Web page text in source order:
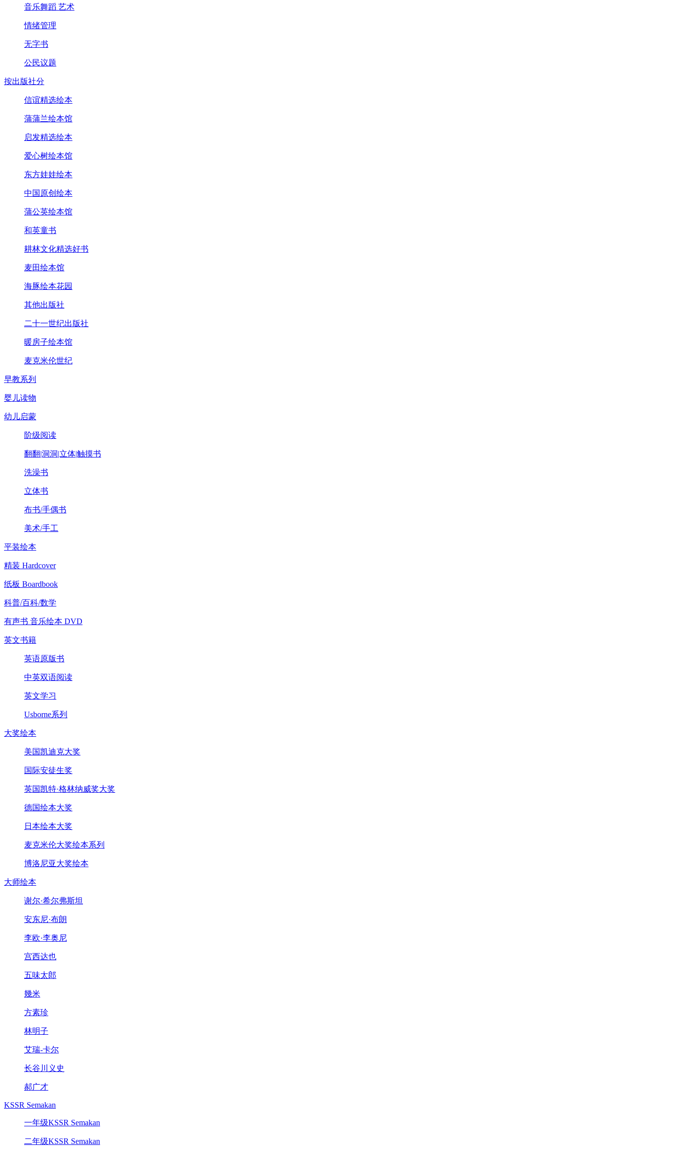
音乐舞蹈 艺术
情绪管理
无字书
公民议题
按出版社分
信谊精选绘本
蒲蒲兰绘本馆
启发精选绘本
爱心树绘本馆
东方娃娃绘本
中国原创绘本
蒲公英绘本馆
和英童书
耕林文化精选好书
麦田绘本馆
海豚绘本花园
其他出版社
二十一世纪出版社
暖房子绘本馆
麦克米伦世纪
早教系列
婴儿读物
幼儿启蒙
阶级阅读
翻翻|洞洞|立体|触摸书
洗澡书
立体书
布书/手偶书
美术/手工
平装绘本
精装 Hardcover
纸板 Boardbook
科普/百科/数学
有声书 音乐绘本 DVD
英文书籍
英语原版书
中英双语阅读
英文学习
Usborne系列
大奖绘本
美国凯迪克大奖
国际安徒生奖
英国凯特·格林纳威奖大奖
德国绘本大奖
日本绘本大奖
麦克米伦大奖绘本系列
博洛尼亚大奖绘本
大师绘本
谢尔·希尔弗斯坦
安东尼·布朗
李欧·李奥尼
宫西达也
五味太郎
幾米
方素珍
林明子
艾瑞-卡尔
长谷川义史
郝广才
KSSR Semakan
一年级KSSR Semakan
二年级KSSR Semakan